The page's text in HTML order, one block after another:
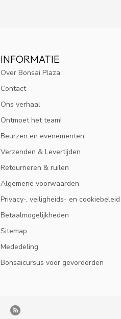
INFORMATIE
Over Bonsai Plaza
Contact
Ons verhaal
Ontmoet het team!
Beurzen en evenementen
Verzenden & Levertijden
Retourneren & ruilen
Algemene voorwaarden
Privacy-, veiligheids- en cookiebeleid
Betaalmogelijkheden
Sitemap
Mededeling
Bonsaicursus voor gevorderden